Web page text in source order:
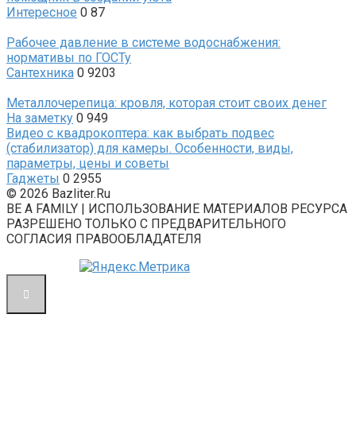
Интересное 0 87
Рабочее давление в системе водоснабжения:
нормативы по ГОСТу
Сантехника 0 9203
Металлочерепица: кровля, которая стоит своих денег
На заметку 0 949
Видео с квадрокоптера: как выбрать подвес
(стабилизатор) для камеры. Особенности, виды,
параметры, цены и советы
Гаджеты 0 2955
© 2026 Bazliter.Ru
BE A FAMILY | ИСПОЛЬЗОВАНИЕ МАТЕРИАЛОВ РЕСУРСА
РАЗРЕШЕНО ТОЛЬКО С ПРЕДВАРИТЕЛЬНОГО
СОГЛАСИЯ ПРАВООБЛАДАТЕЛЯ